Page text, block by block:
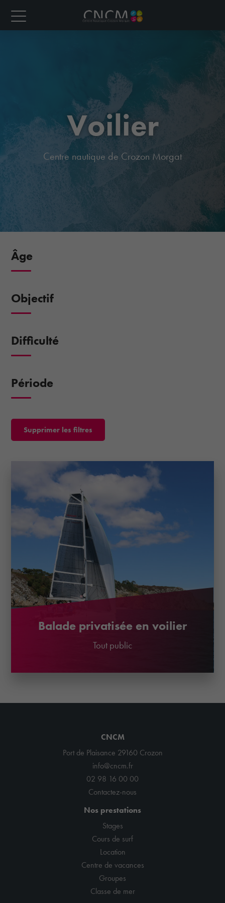
Voilier
Centre nautique de Crozon Morgat
Âge
Objectif
Difficulté
Période
Supprimer les filtres
Balade privatisée en voilier
Tout public
CNCM
Port de Plaisance 29160 Crozon
info@cncm.fr
02 98 16 00 00
Contactez-nous
Nos prestations
Stages
Cours de surf
Location
Centre de vacances
Groupes
Classe de mer